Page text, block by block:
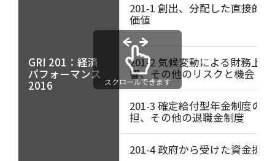
GRI 201：経済
パフォーマンス
2016
201-1 創出、分配した直接的
価値
201-2 気候変動による財務上の
響、その他のリスクと機会
201-3 確定給付型年金制度の負
担、その他の退職金制度
201-4 政府から受けた資金援助
スクロールできます